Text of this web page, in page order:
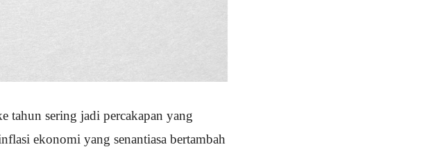
tahun sering jadi percakapan yang
ekonomi yang senantiasa bertambah